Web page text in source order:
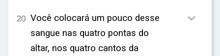
20 Você colocará um pouco desse
sangue nas quatro pontas do
altar, nos quatro cantos da
